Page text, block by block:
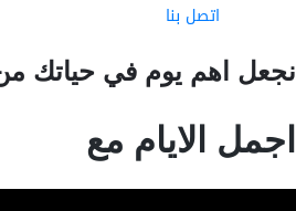
اتصل بنا
اهم يوم في حياتك من
الايام مع